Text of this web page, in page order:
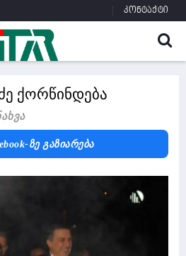
კონტაქტი
ქორწინდება
Ზე Გაზიარება